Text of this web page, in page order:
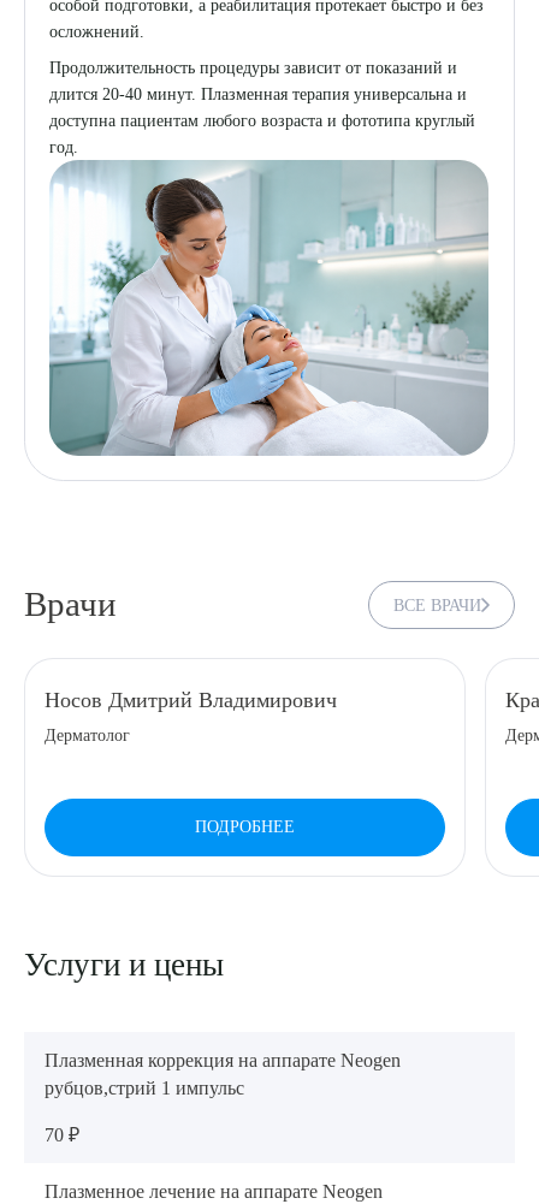
особой подготовки, а реабилитация протекает быстро и без
осложнений.
Продолжительность процедуры зависит от показаний и
длится 20-40 минут. Плазменная терапия универсальна и
доступна пациентам любого возраста и фототипа круглый
год.
Врачи ВСЕ ВРАЧИ
Носов Дмитрий Владимирович
Дерматолог
ПОДРОБНЕЕ
Услуги и цены
Плазменная коррекция на аппарате Neogen
рубцов,стрий 1 импульс
70 ₽
Плазменное лечение на аппарате Neogen
Выберите сопутствующую услугу
ПОДТВЕРДИТЬ